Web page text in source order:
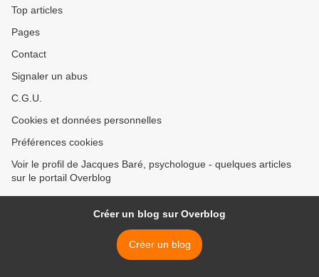
Top articles
Pages
Contact
Signaler un abus
C.G.U.
Cookies et données personnelles
Préférences cookies
Voir le profil de Jacques Baré, psychologue - quelques articles
sur le portail Overblog
Créer un blog sur Overblog
Créer un blog